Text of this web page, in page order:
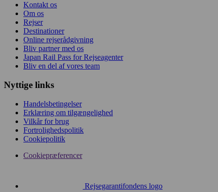
Kontakt os
Om os
Rejser
Destinationer
Online rejserådgivning
Bliv partner med os
Japan Rail Pass for Rejseagenter
Bliv en del af vores team
Nyttige links
Handelsbetingelser
Erklæring om tilgængelighed
Vilkår for brug
Fortrolighedspolitik
Cookiepolitik
Cookiepræferencer
Rejsegarantifondens logo